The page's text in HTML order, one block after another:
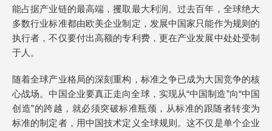
能占据产业链的最高端，攫取最大利润。过去百年，全球绝大
多数行业标准都由欧美企业制定，发展中国家只能作为规则的
执行者，不仅要付出高额的专利费，更在产业发展中处处受制
于人。
随着全球产业格局的深刻重构，标准之争已成为大国竞争的核
心战场。中国企业要真正走向全球，实现从“中国制造”向“中国
创造”的跨越，就必须突破标准瓶颈，从标准的跟随者转变为
标准的制定者，用中国技术定义全球规则。这不仅是单个企业